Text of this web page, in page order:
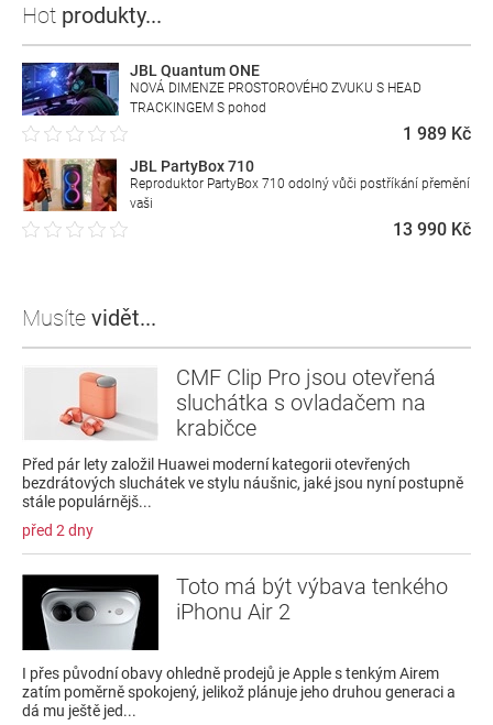
Hot produkty...
JBL Quantum ONE
NOVÁ DIMENZE PROSTOROVÉHO ZVUKU S HEAD
TRACKINGEM S pohod
1 989 Kč
JBL PartyBox 710
Reproduktor PartyBox 710 odolný vůči postříkání přemění
vaši
13 990 Kč
Musíte vidět...
CMF Clip Pro jsou otevřená
sluchátka s ovladačem na
krabičce
Před pár lety založil Huawei moderní kategorii otevřených
bezdrátových sluchátek ve stylu náušnic, jaké jsou nyní postupně
stále populárnějš...
před 2 dny
Toto má být výbava tenkého
iPhonu Air 2
I přes původní obavy ohledně prodejů je Apple s tenkým Airem
zatím poměrně spokojený, jelikož plánuje jeho druhou generaci a
dá mu ještě jed...